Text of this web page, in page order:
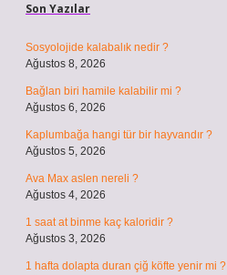
Son Yazılar
Sosyolojide kalabalık nedir ?
Ağustos 8, 2026
Bağlan biri hamile kalabilir mi ?
Ağustos 6, 2026
Kaplumbağa hangi tür bir hayvandır ?
Ağustos 5, 2026
Ava Max aslen nereli ?
Ağustos 4, 2026
1 saat at binme kaç kaloridir ?
Ağustos 3, 2026
1 hafta dolapta duran çiğ köfte yenir mi ?